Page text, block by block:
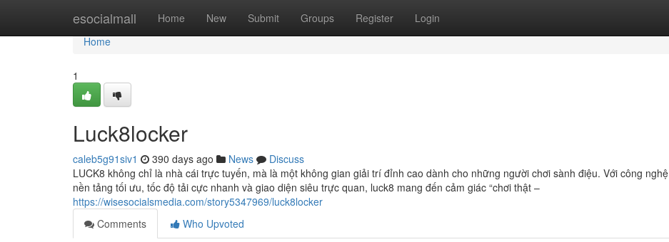
esocialmall Home New Submit Groups Register Login
Home
Home
1
Luck8locker
caleb5g91siv1 390 days ago News
Discuss
LUCK8 không chỉ là nhà cái trực tuyến, mà là một không gian giải trí đỉnh cao dành cho những người chơi sành điệu. Với công nghệ
nền tảng tối ưu, tốc độ tải cực nhanh và giao diện siêu trực quan, luck8 mang đến cảm giác “chơi thật –
https://wisesocialsmedia.com/story5347969/luck8locker
Comments
Who Upvoted